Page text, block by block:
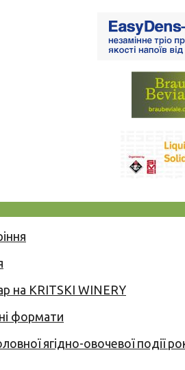
на KRITSKI WINERY
формати
ягідно-овочевої події